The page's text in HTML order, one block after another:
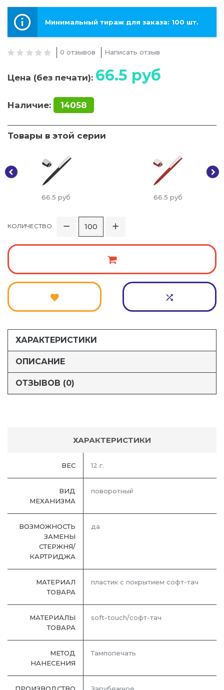
Минимальный тираж для заказа: 100 шт.
0 отзывов Написать отзыв
Цена (без печати): 66.5 руб
Наличие: 14058
Товары в этой серии
66.5 руб 66.5 руб
КОЛИЧЕСТВО
ХАРАКТЕРИСТИКИ
ОПИСАНИЕ
ОТЗЫВОВ (0)
ХАРАКТЕРИСТИКИ
ВЕС 12 г.
ВИД
МЕХАНИЗМА
поворотный
ВОЗМОЖНОСТЬ
ЗАМЕНЫ
СТЕРЖНЯ/
КАРТРИДЖА
да
МАТЕРИАЛ
ТОВАРА
пластик с покрытием софт-тач
МАТЕРИАЛЫ
ТОВАРА
soft-touch/софт-тач
МЕТОД
НАНЕСЕНИЯ
Тампопечать